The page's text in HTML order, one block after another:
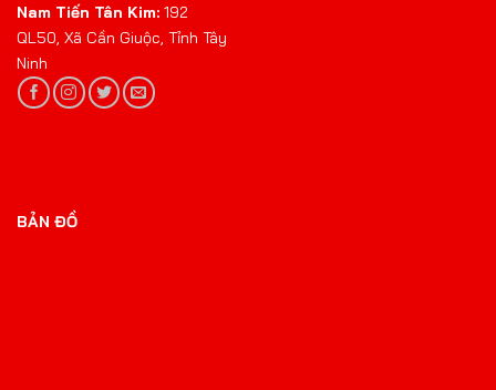
Nam Tiến Tân Kim: 192
QL50, Xã Cần Giuộc, Tỉnh Tây
Ninh
BẢN ĐỒ